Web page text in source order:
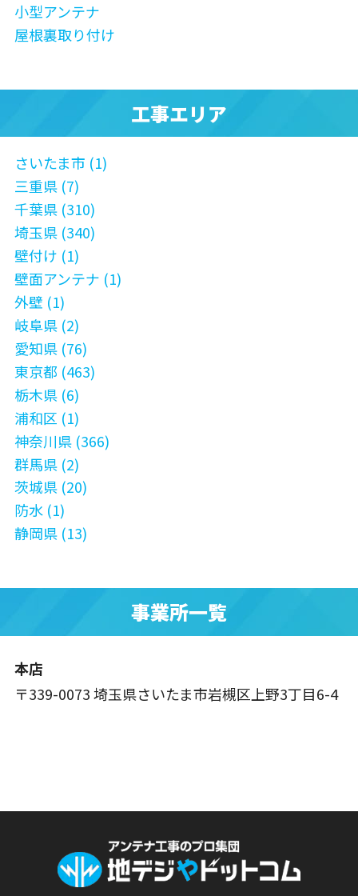
小型アンテナ
屋根裏取り付け
工事エリア
さいたま市 (1)
三重県 (7)
千葉県 (310)
埼玉県 (340)
壁付け (1)
壁面アンテナ (1)
外壁 (1)
岐阜県 (2)
愛知県 (76)
東京都 (463)
栃木県 (6)
浦和区 (1)
神奈川県 (366)
群馬県 (2)
茨城県 (20)
防水 (1)
静岡県 (13)
事業所一覧
本店
〒339-0073 埼玉県さいたま市岩槻区上野3丁目6-4